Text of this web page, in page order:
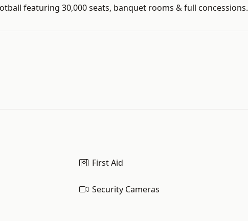
featuring 30,000 seats, banquet rooms & full concessions.
First Aid
Security Cameras